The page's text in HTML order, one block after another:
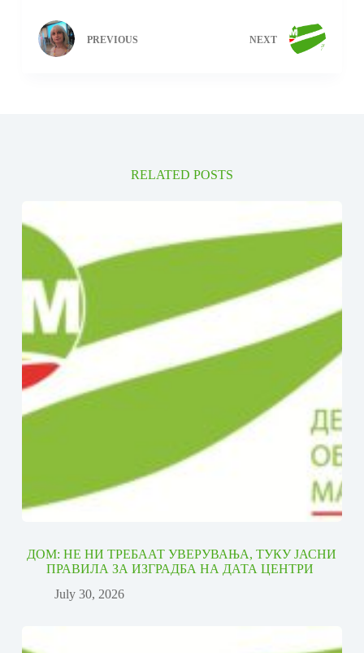
PREVIOUS NEXT
RELATED POSTS
ДОМ: НЕ НИ ТРЕБААТ УВЕРУВАЊА, ТУКУ ЈАСНИ
ПРАВИЛА ЗА ИЗГРАДБА НА ДАТА ЦЕНТРИ
July 30, 2026